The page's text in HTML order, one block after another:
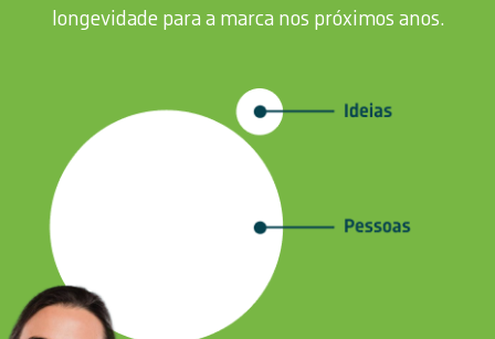
longevidade para a marca nos próximos anos.